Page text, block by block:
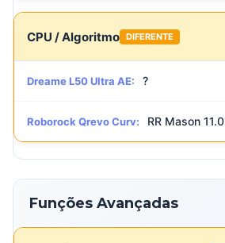
CPU / Algoritmo DIFERENTE
Dreame L50 Ultra AE: ?
Roborock Qrevo Curv: RR Mason 11.0
Funções Avançadas